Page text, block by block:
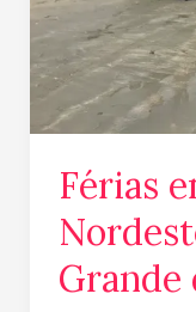
Férias
Grande
Rio
Grande
do
Norte)